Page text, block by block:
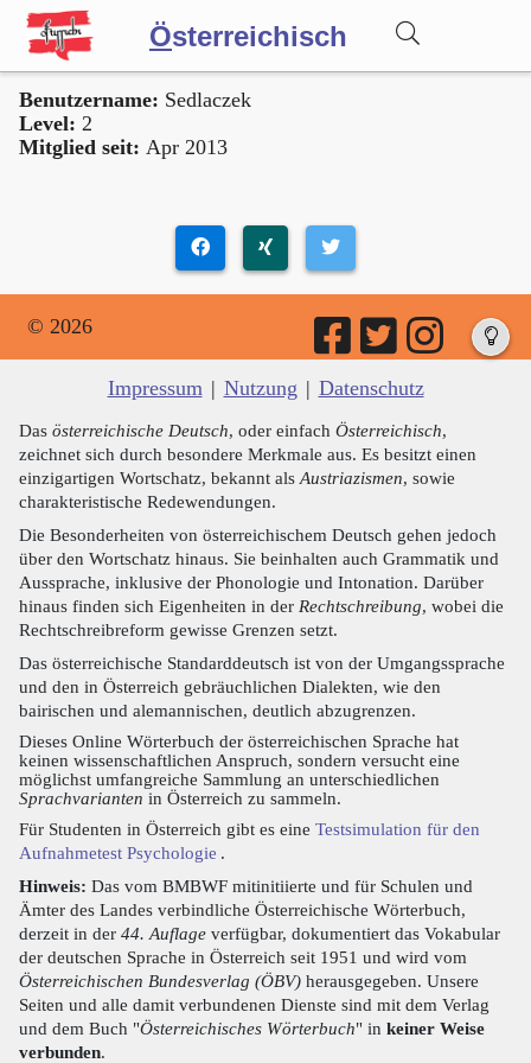
Österreichisch
Wörterbuch
Benutzername: Sedlaczek
Level: 2
Mitglied seit: Apr 2013
© 2026
Impressum | Nutzung | Datenschutz
Das österreichische Deutsch, oder einfach Österreichisch,
zeichnet sich durch besondere Merkmale aus. Es besitzt einen
einzigartigen Wortschatz, bekannt als Austriazismen, sowie
charakteristische Redewendungen.
Die Besonderheiten von österreichischem Deutsch gehen jedoch
über den Wortschatz hinaus. Sie beinhalten auch Grammatik und
Aussprache, inklusive der Phonologie und Intonation. Darüber
hinaus finden sich Eigenheiten in der Rechtschreibung, wobei die
Rechtschreibreform gewisse Grenzen setzt.
Das österreichische Standarddeutsch ist von der Umgangssprache
und den in Österreich gebräuchlichen Dialekten, wie den
bairischen und alemannischen, deutlich abzugrenzen.
Dieses Online Wörterbuch der österreichischen Sprache hat
keinen wissenschaftlichen Anspruch, sondern versucht eine
möglichst umfangreiche Sammlung an unterschiedlichen
Sprachvarianten in Österreich zu sammeln.
Für Studenten in Österreich gibt es eine Testsimulation für den
Aufnahmetest Psychologie .
Hinweis: Das vom BMBWF mitinitiierte und für Schulen und
Ämter des Landes verbindliche Österreichische Wörterbuch,
derzeit in der 44. Auflage verfügbar, dokumentiert das Vokabular
der deutschen Sprache in Österreich seit 1951 und wird vom
Österreichischen Bundesverlag (ÖBV) herausgegeben. Unsere
Seiten und alle damit verbundenen Dienste sind mit dem Verlag
und dem Buch "Österreichisches Wörterbuch" in keiner Weise
verbunden.